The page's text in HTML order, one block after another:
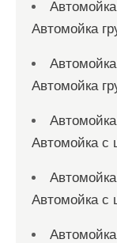
Автомойка
Автомойка
Автомойка с
Автомойка с